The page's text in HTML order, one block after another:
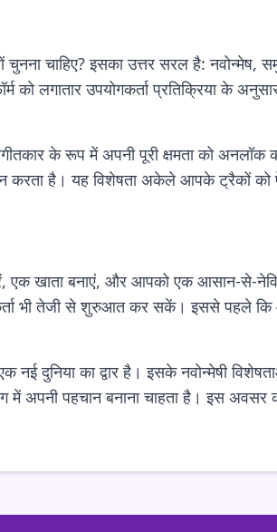
चुनना चाहिए? इसका उत्तर सरल है: नवोन्मेष,
लगातार उपयोगकर्ता प्रतिक्रिया के
के रूप में अपनी पूरी क्षमता को अनलॉक
करता है। यह विशेषता अकेले आपके ट्रैकों को
खाता बनाएं, और आपको एक आसान-से-
भी तेजी से शुरुआत कर सकें। इससे पहले
नई दुनिया का द्वार है। इसके नवोन्मेषी
में अपनी पहचान बनाना चाहता है। इस